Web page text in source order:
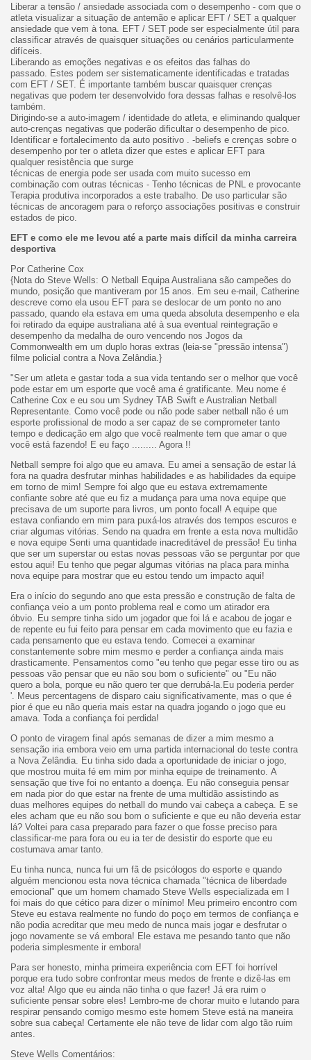
Liberar a tensão / ansiedade associada com o desempenho - com que o
atleta visualizar a situação de antemão e aplicar EFT / SET a qualquer
ansiedade que vem à tona. EFT / SET pode ser especialmente útil para
classificar através de quaisquer situações ou cenários particularmente
difíceis.
Liberando as emoções negativas e os efeitos das falhas do
passado. Estes podem ser sistematicamente identificadas e tratadas
com EFT / SET. É importante também buscar quaisquer crenças
negativas que podem ter desenvolvido fora dessas falhas e resolvê-los
também.
Dirigindo-se a auto-imagem / identidade do atleta, e eliminando qualquer
auto-crenças negativas que poderão dificultar o desempenho de pico.
Identificar e fortalecimento da auto positivo . -beliefs e crenças sobre o
desempenho por ter o atleta dizer que estes e aplicar EFT para
qualquer resistência que surge
técnicas de energia pode ser usada com muito sucesso em
combinação com outras técnicas - Tenho técnicas de PNL e provocante
Terapia produtiva incorporados a este trabalho. De uso particular são
técnicas de ancoragem para o reforço associações positivas e construir
estados de pico.
EFT e como ele me levou até a parte mais difícil da minha carreira
desportiva
Por Catherine Cox
{Nota do Steve Wells: O Netball Equipa Australiana são campeões do
mundo, posição que mantiveram por 15 anos. Em seu e-mail, Catherine
descreve como ela usou EFT para se deslocar de um ponto no ano
passado, quando ela estava em uma queda absoluta desempenho e ela
foi retirado da equipe australiana até à sua eventual reintegração e
desempenho da medalha de ouro vencendo nos Jogos da
Commonwealth em um duplo horas extras (leia-se "pressão intensa")
filme policial contra a Nova Zelândia.}
"Ser um atleta e gastar toda a sua vida tentando ser o melhor que você
pode estar em um esporte que você ama é gratificante. Meu nome é
Catherine Cox e eu sou um Sydney TAB Swift e Australian Netball
Representante. Como você pode ou não pode saber netball não é um
esporte profissional de modo a ser capaz de se comprometer tanto
tempo e dedicação em algo que você realmente tem que amar o que
você está fazendo! E eu faço ......... Agora !!
Netball sempre foi algo que eu amava. Eu amei a sensação de estar lá
fora na quadra desfrutar minhas habilidades e as habilidades da equipe
em torno de mim! Sempre foi algo que eu estava extremamente
confiante sobre até que eu fiz a mudança para uma nova equipe que
precisava de um suporte para livros, um ponto focal! A equipe que
estava confiando em mim para puxá-los através dos tempos escuros e
criar algumas vitórias. Sendo na quadra em frente a esta nova multidão
e nova equipe Senti uma quantidade inacreditável de pressão! Eu tinha
que ser um superstar ou estas novas pessoas vão se perguntar por que
estou aqui! Eu tenho que pegar algumas vitórias na placa para minha
nova equipe para mostrar que eu estou tendo um impacto aqui!
Era o início do segundo ano que esta pressão e construção de falta de
confiança veio a um ponto problema real e como um atirador era
óbvio. Eu sempre tinha sido um jogador que foi lá e acabou de jogar e
de repente eu fui feito para pensar em cada movimento que eu fazia e
cada pensamento que eu estava tendo. Comecei a examinar
constantemente sobre mim mesmo e perder a confiança ainda mais
drasticamente. Pensamentos como "eu tenho que pegar esse tiro ou as
pessoas vão pensar que eu não sou bom o suficiente" ou "Eu não
quero a bola, porque eu não quero ter que derrubá-la.Eu poderia perder
'. Meus percentagens de disparo caiu significativamente, mas o que é
pior é que eu não queria mais estar na quadra jogando o jogo que eu
amava. Toda a confiança foi perdida!
O ponto de viragem final após semanas de dizer a mim mesmo a
sensação iria embora veio em uma partida internacional do teste contra
a Nova Zelândia. Eu tinha sido dada a oportunidade de iniciar o jogo,
que mostrou muita fé em mim por minha equipe de treinamento. A
sensação que tive foi no entanto a doença. Eu não conseguia pensar
em nada pior do que estar na frente de uma multidão assistindo as
duas melhores equipes do netball do mundo vai cabeça a cabeça. E se
eles acham que eu não sou bom o suficiente e que eu não deveria estar
lá? Voltei para casa preparado para fazer o que fosse preciso para
classificar-me para fora ou eu ia ter de desistir do esporte que eu
costumava amar tanto.
Eu tinha nunca, nunca fui um fã de psicólogos do esporte e quando
alguém mencionou esta nova técnica chamada "técnica de liberdade
emocional" que um homem chamado Steve Wells especializada em I
foi mais do que cético para dizer o mínimo! Meu primeiro encontro com
Steve eu estava realmente no fundo do poço em termos de confiança e
não podia acreditar que meu medo de nunca mais jogar e desfrutar o
jogo novamente se vá embora! Ele estava me pesando tanto que não
poderia simplesmente ir embora!
Para ser honesto, minha primeira experiência com EFT foi horrível
porque era tudo sobre confrontar meus medos de frente e dizê-las em
voz alta! Algo que eu ainda não tinha o que fazer! Já era ruim o
suficiente pensar sobre eles! Lembro-me de chorar muito e lutando para
respirar pensando comigo mesmo este homem Steve está na maneira
sobre sua cabeça! Certamente ele não teve de lidar com algo tão ruim
antes.
Steve Wells Comentários: